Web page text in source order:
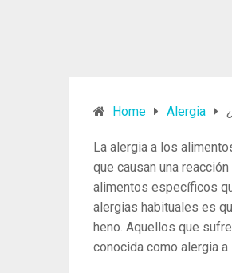
Home Alergia
La alergia a los
que causan una
alimentos específicos
alergias habituales es
heno. Aquellos que
conocida como alergia